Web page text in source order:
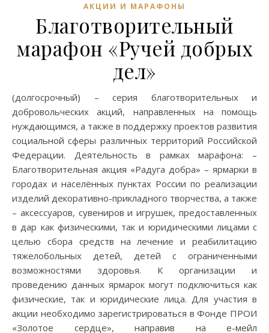
АКЦИИ И МАРАФОНЫ
Благотворительный
марафон «Ручей добрых
дел»
(долгосрочный) – серия благотворительных и
добровольческих акций, направленных на помощь
нуждающимся, а также в поддержку проектов развития
социальной сферы различных территорий Российской
Федерации. Деятельность в рамках марафона: –
Благотворительная акция «Радуга добра» – ярмарки в
городах и населённых пунктах России по реализации
изделий декоративно-прикладного творчества, а также
– аксессуаров, сувениров и игрушек, предоставленных
в дар как физическими, так и юридическими лицами с
целью сбора средств на лечение и реабилитацию
тяжелобольных детей, детей с ограниченными
возможностями здоровья. К организации и
проведению данных ярмарок могут подключиться как
физические, так и юридические лица. Для участия в
акции необходимо зарегистрироваться в Фонде ПРОИ
«Золотое сердце», направив на е-мейл